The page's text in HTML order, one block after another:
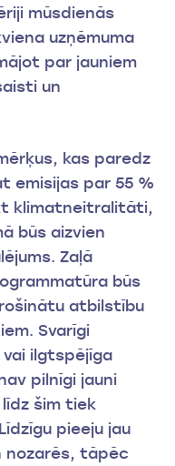
mūsdienās
uzņēmuma
par jauniem
un
kas paredz
emisijas par 55 %
klimatneitralitāti,
būs aizvien
Zaļā
būs
atbilstību
Svarīgi
ilgtspējīga
pilnīgi jauni
šim tiek
pieeju jau
nozarēs, tāpēc